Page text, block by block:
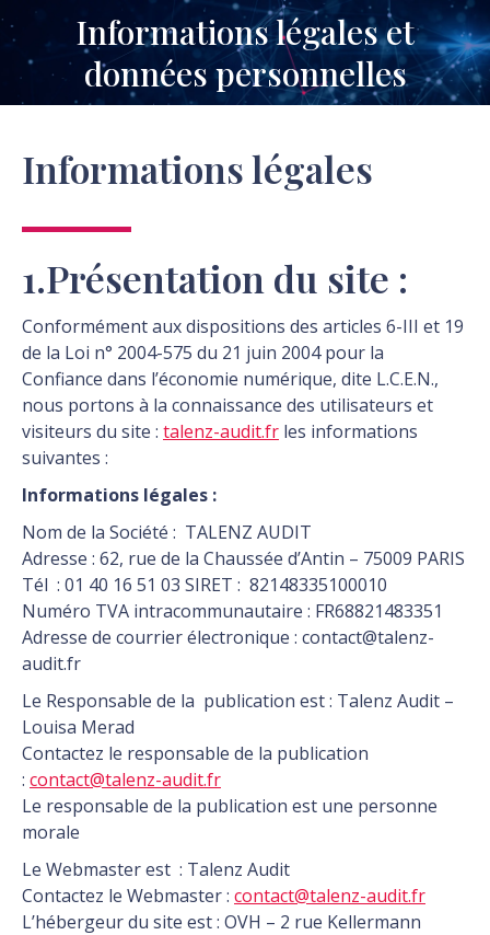
Informations légales et
données personnelles
Vous êtes ici :
Informations légales
1.Présentation du site :
Conformément aux dispositions des articles 6-III et 19
de la Loi n° 2004-575 du 21 juin 2004 pour la
Confiance dans l’économie numérique, dite L.C.E.N.,
nous portons à la connaissance des utilisateurs et
visiteurs du site : talenz-audit.fr les informations
suivantes :
Informations légales :
Nom de la Société : TALENZ AUDIT
Adresse : 62, rue de la Chaussée d’Antin – 75009 PARIS
Tél : 01 40 16 51 03 SIRET : 82148335100010
Numéro TVA intracommunautaire : FR68821483351
Adresse de courrier électronique : contact@talenz-
audit.fr
Le Responsable de la publication est : Talenz Audit –
Louisa Merad
Contactez le responsable de la publication
: contact@talenz-audit.fr
Le responsable de la publication est une personne
morale
Le Webmaster est : Talenz Audit
Contactez le Webmaster : contact@talenz-audit.fr
L’hébergeur du site est : OVH – 2 rue Kellermann